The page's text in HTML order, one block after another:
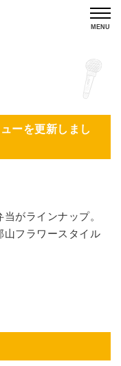
MENU
ーを更新しまし
がラインナップ。
山フラワースタイル